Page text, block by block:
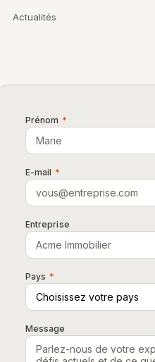
Actualités
Prénom *
E-mail *
Entreprise
Pays *
Message